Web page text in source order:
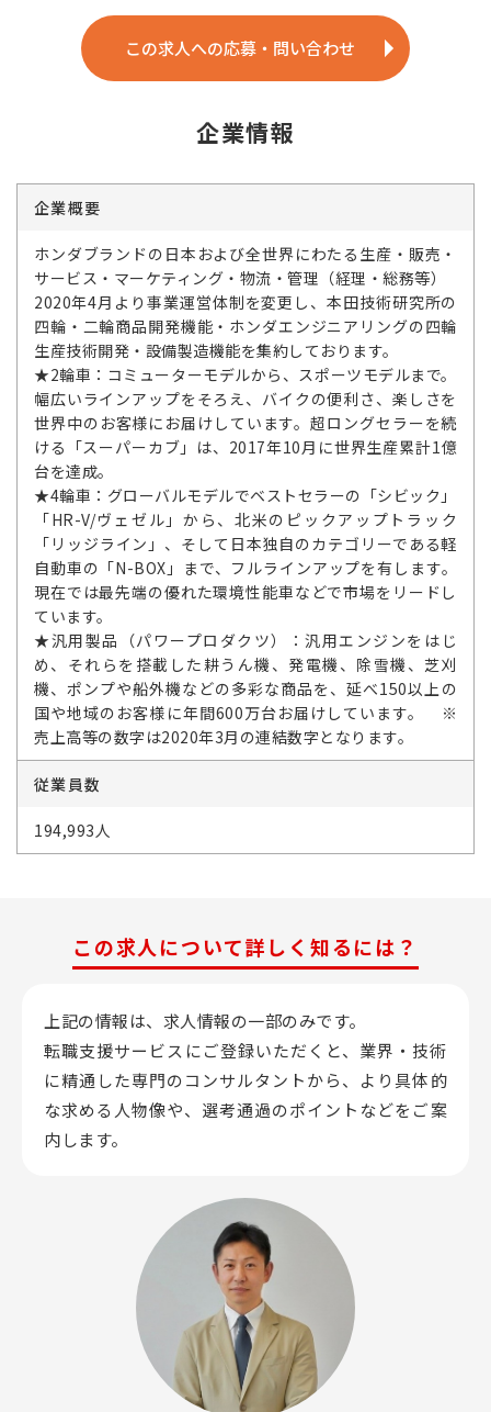
この求人への応募・問い合わせ
企業情報
企業概要
ホンダブランドの日本および全世界にわたる生産・販売・
サービス・マーケティング・物流・管理（経理・総務等）
2020年4月より事業運営体制を変更し、本田技術研究所の
四輪・二輪商品開発機能・ホンダエンジニアリングの四輪
生産技術開発・設備製造機能を集約しております。
★2輪車：コミューターモデルから、スポーツモデルまで。
幅広いラインアップをそろえ、バイクの便利さ、楽しさを
世界中のお客様にお届けしています。超ロングセラーを続
ける「スーパーカブ」は、2017年10月に世界生産累計1億
台を達成。
★4輪車：グローバルモデルでベストセラーの「シビック」
「HR-V/ヴェゼル」から、北米のピックアップトラック
「リッジライン」、そして日本独自のカテゴリーである軽
自動車の「N-BOX」まで、フルラインアップを有します。
現在では最先端の優れた環境性能車などで市場をリードし
ています。
★汎用製品（パワープロダクツ）：汎用エンジンをはじ
め、それらを搭載した耕うん機、発電機、除雪機、芝刈
機、ポンプや船外機などの多彩な商品を、延べ150以上の
国や地域のお客様に年間600万台お届けしています。 ※
売上高等の数字は2020年3月の連結数字となります。
従業員数
194,993人
この求人について詳しく知るには？
上記の情報は、求人情報の一部のみです。
転職支援サービスにご登録いただくと、業界・技術
に精通した専門のコンサルタントから、 より具体的
な求める人物像や、選考通過のポイントなどをご案
内します。